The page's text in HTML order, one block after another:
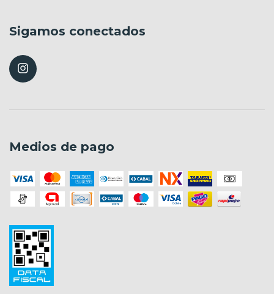
Sigamos conectados
Medios de pago